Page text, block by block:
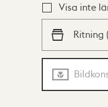
Visa inte
Ritning (